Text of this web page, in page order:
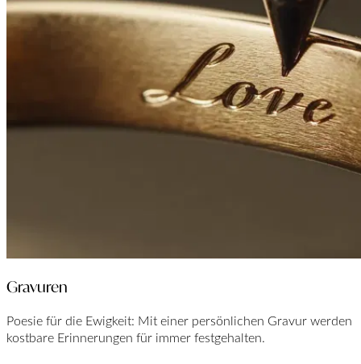
Gravuren
Poesie für die Ewigkeit: Mit einer persönlichen Gravur werden
kostbare Erinnerungen für immer festgehalten.